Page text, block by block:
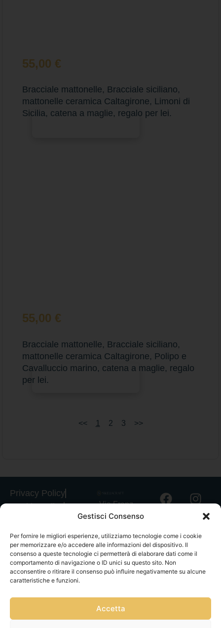
Gestisci Consenso
Per fornire le migliori esperienze, utilizziamo tecnologie come i cookie
per memorizzare e/o accedere alle informazioni del dispositivo. Il
consenso a queste tecnologie ci permetterà di elaborare dati come il
comportamento di navigazione o ID unici su questo sito. Non
acconsentire o ritirare il consenso può influire negativamente su alcune
caratteristiche e funzioni.
Accetta
55,00 €
Bracciale mattonelle, Bracciale siciliano,
mattonelle ceramica Caltagirone, Limoni di
Sicilia, catena a maglie, regalo per lei.
55,00 €
Bracciale mattonelle, Bracciale siciliano,
mattonelle ceramica Caltagirone, Polipo e
Cavalluccio marino, catena a maglie, regalo
per lei.
<< 1 2 3 >>
Privacy Policy
Cookie Policy
Spedizioni
Informativa
GPSR
Termini e
Servizio Clienti
consensi
Via Franz
Fischietti, 15
Palermo
+39
3939546162
info@sikeliac
+39
3757750152